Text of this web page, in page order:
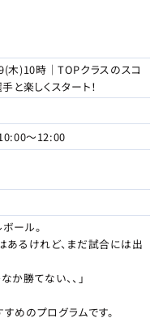
)10時｜TOPクラスのスコ
と楽しくスタート！
～12:00
ール。
あるけれど、まだ試合には出
か勝てない、、」
めのプログラムです。